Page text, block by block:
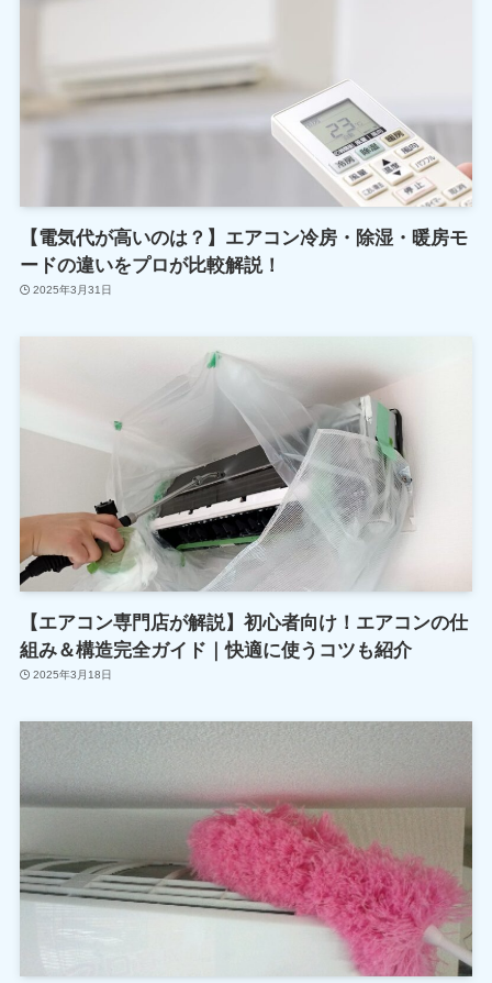
【電気代が高いのは？】エアコン冷房・除湿・暖房モ
ードの違いをプロが比較解説！
2025年3月31日
【エアコン専門店が解説】初心者向け！エアコンの仕
組み＆構造完全ガイド｜快適に使うコツも紹介
2025年3月18日